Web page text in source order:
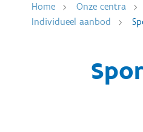
Home Onze centra
Individueel aanbod